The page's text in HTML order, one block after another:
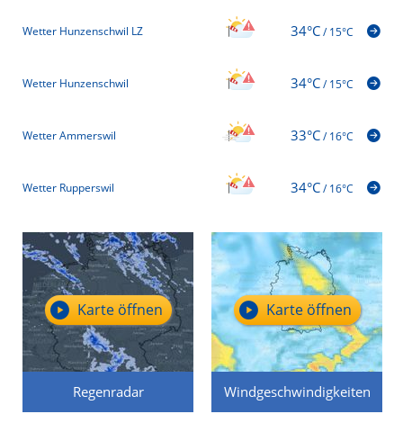
Wetter Hunzenschwil LZ 34°C/15°C
Wetter Hunzenschwil 34°C/15°C
Wetter Ammerswil 33°C/16°C
Wetter Rupperswil 34°C/16°C
Regenradar
Karte öffnen
Windgeschwindigkeiten
Karte öffnen